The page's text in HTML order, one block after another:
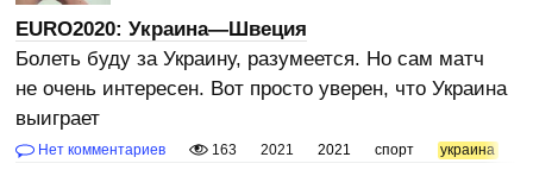
EURO2020: Украина—Швеция
Болеть буду за Украину, разумеется. Но сам матч
не очень интересен. Вот просто уверен, что Украина
выиграет
Нет комментариев 163 2021 2021 спорт украина